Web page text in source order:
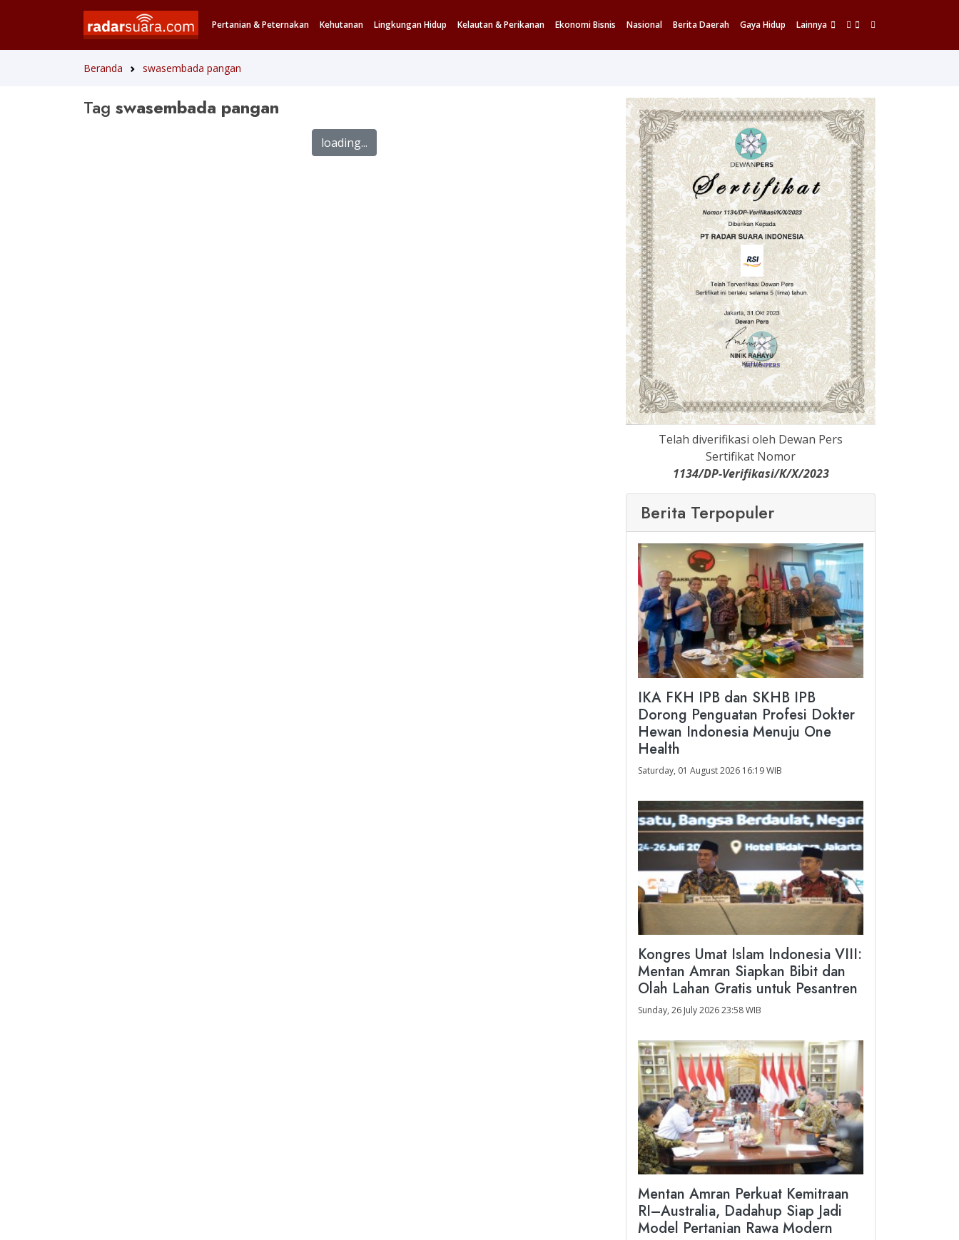
Pertanian & Peternakan Kehutanan Lingkungan Hidup Kelautan & Perikanan Ekonomi Bisnis Nasional Berita Daerah Gaya Hidup Lainnya
Beranda swasembada pangan
Tag swasembada pangan
loading...
Telah diverifikasi oleh Dewan Pers
Sertifikat Nomor
1134/DP-Verifikasi/K/X/2023
Berita Terpopuler
IKA FKH IPB dan SKHB IPB
Dorong Penguatan Profesi Dokter
Hewan Indonesia Menuju One
Health
Saturday, 01 August 2026 16:19 WIB
Kongres Umat Islam Indonesia VIII:
Mentan Amran Siapkan Bibit dan
Olah Lahan Gratis untuk Pesantren
Sunday, 26 July 2026 23:58 WIB
Mentan Amran Perkuat Kemitraan
RI–Australia, Dadahup Siap Jadi
Model Pertanian Rawa Modern